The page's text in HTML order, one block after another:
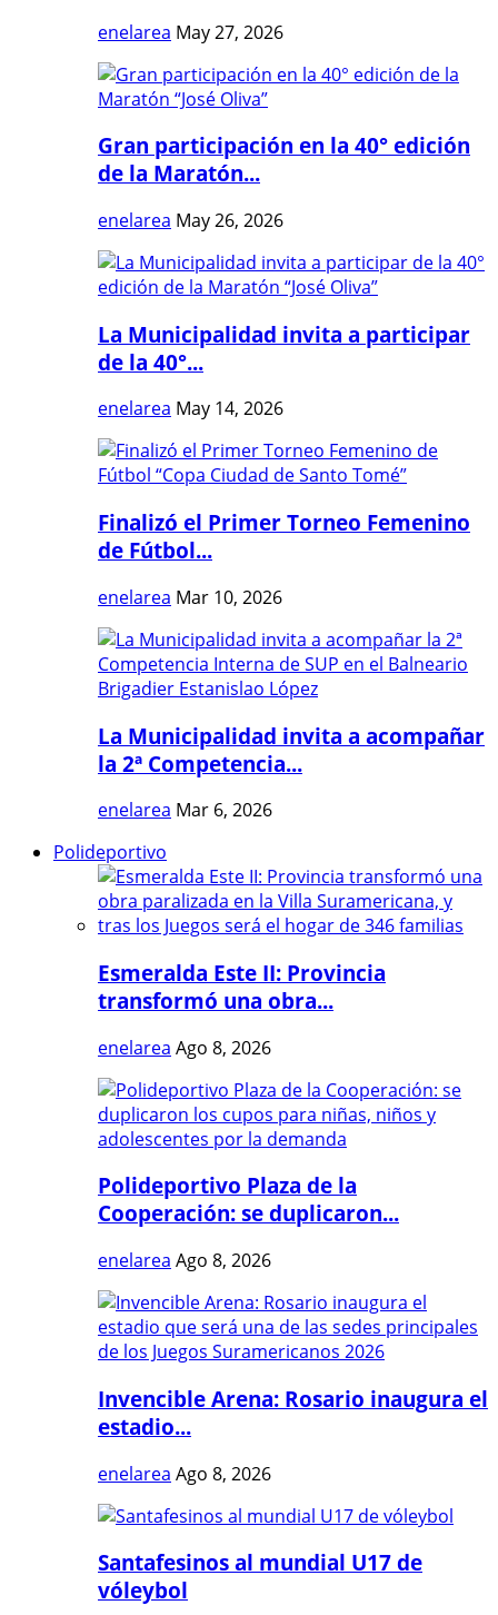
enelarea May 27, 2026
Gran participación en la 40° edición
de la Maratón...
enelarea May 26, 2026
La Municipalidad invita a participar
de la 40°...
enelarea May 14, 2026
Finalizó el Primer Torneo Femenino
de Fútbol...
enelarea Mar 10, 2026
La Municipalidad invita a acompañar
la 2ª Competencia...
enelarea Mar 6, 2026
Polideportivo
Esmeralda Este II: Provincia
transformó una obra...
enelarea Ago 8, 2026
Polideportivo Plaza de la
Cooperación: se duplicaron...
enelarea Ago 8, 2026
Invencible Arena: Rosario inaugura el
estadio...
enelarea Ago 8, 2026
Santafesinos al mundial U17 de
vóleybol